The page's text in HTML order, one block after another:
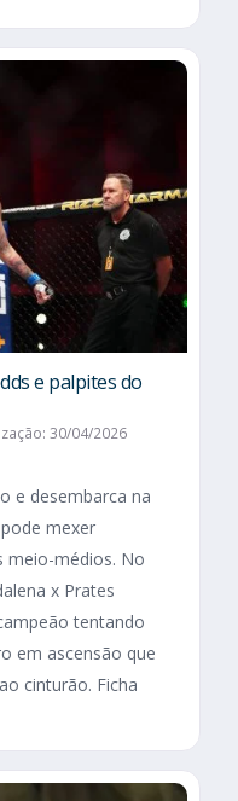
e palpites do
30/04/2026
e desembarca na
mexer
meio-médios. No
x Prates
tentando
em ascensão que
cinturão. Ficha